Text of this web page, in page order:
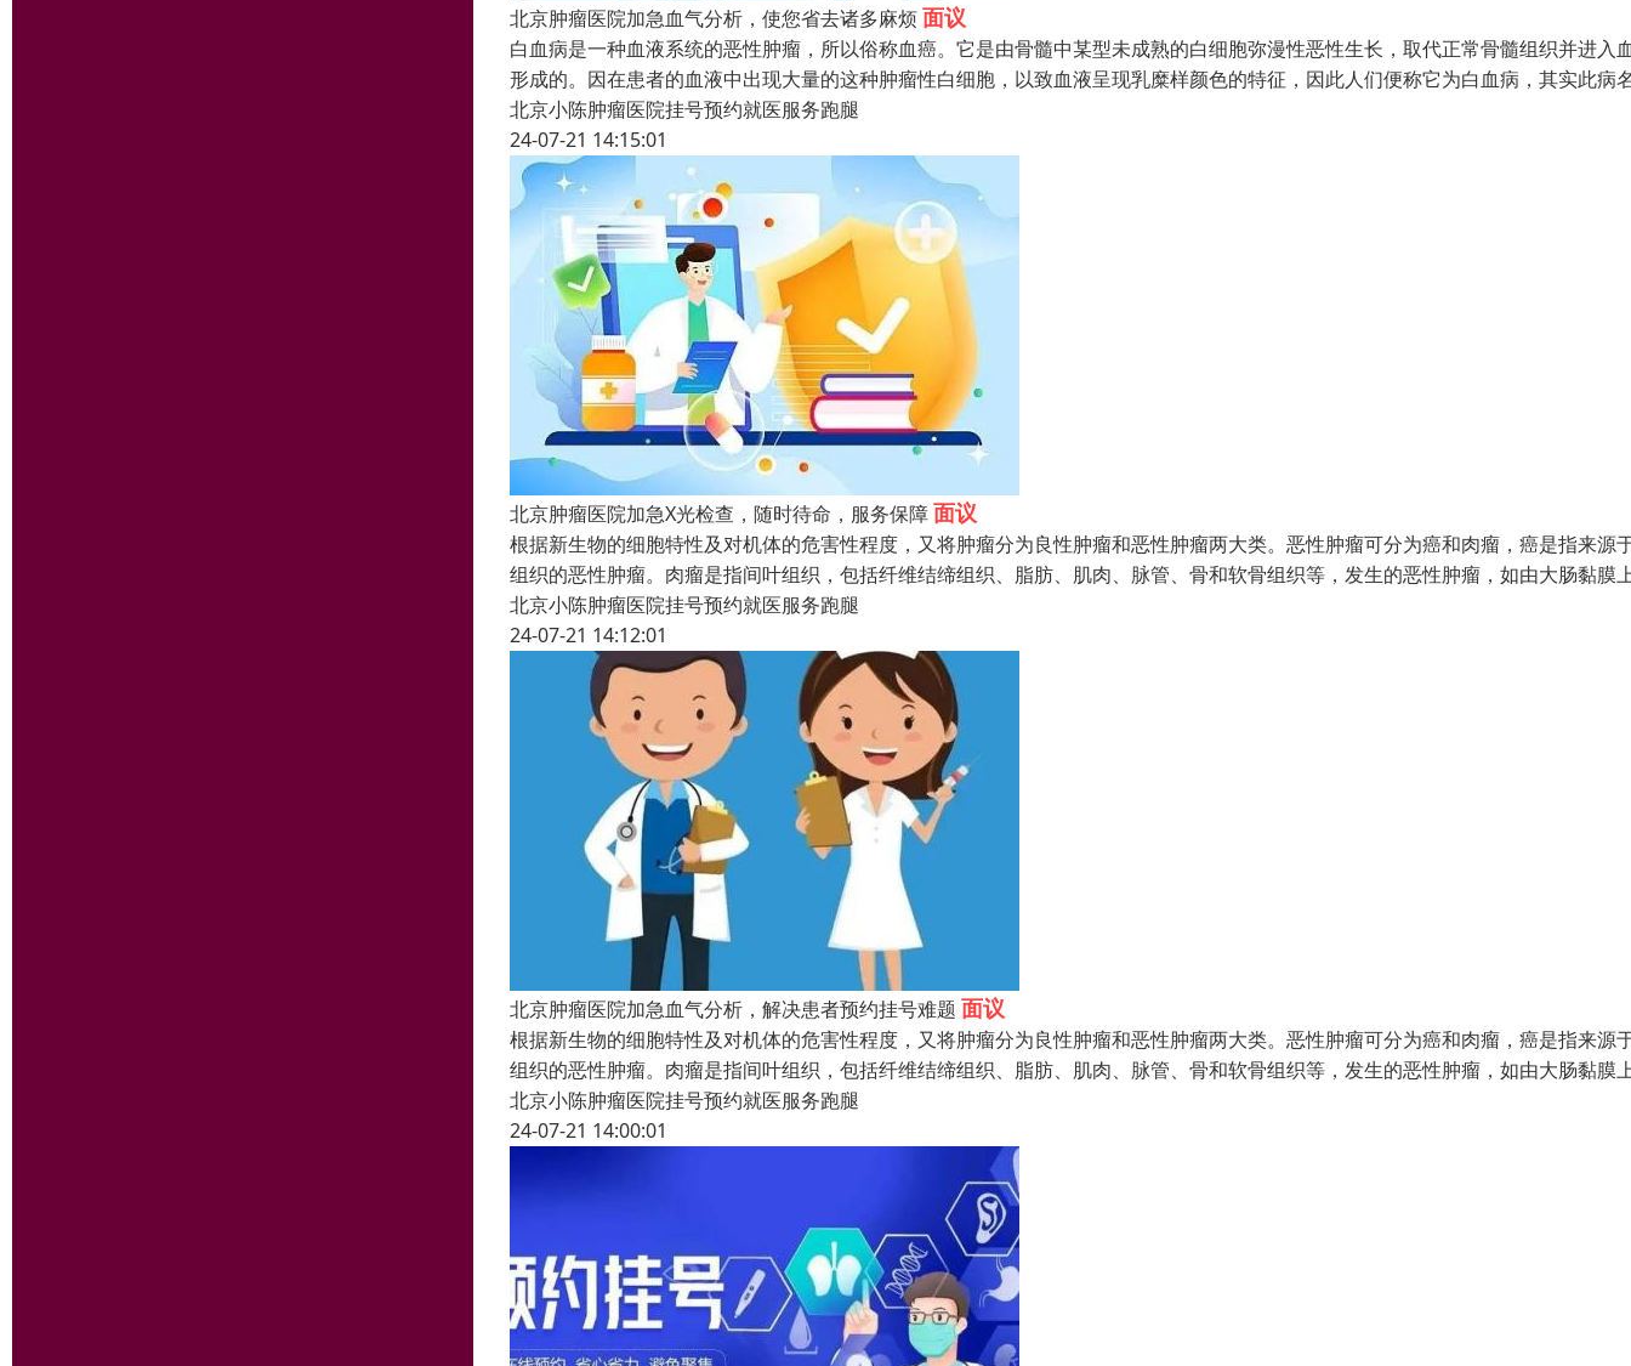
北京肿瘤医院加急血气分析，使您省去诸多麻烦面议
白血病是一种血液系统的恶性肿瘤，所以俗称血癌。它是由骨髓中某型未成熟的白细胞弥漫性恶性生长，取代正常骨髓组织并进入
形成的。因在患者的血液中出现大量的这种肿瘤性白细胞，以致血液呈现乳糜样颜色的特征，因此人们便称它为白血病，其实此病
北京小陈肿瘤医院挂号预约就医服务跑腿
24-07-21 14:15:01
北京肿瘤医院加急X光检查，随时待命，服务保障面议
根据新生物的细胞特性及对机体的危害性程度，又将肿瘤分为良性肿瘤和恶性肿瘤两大类。恶性肿瘤可分为癌和肉瘤，癌是指来源
组织的恶性肿瘤。肉瘤是指间叶组织，包括纤维结缔组织、脂肪、肌肉、脉管、骨和软骨组织等，发生的恶性肿瘤，如由大肠黏膜
北京小陈肿瘤医院挂号预约就医服务跑腿
24-07-21 14:12:01
北京肿瘤医院加急血气分析，解决患者预约挂号难题 面议
根据新生物的细胞特性及对机体的危害性程度，又将肿瘤分为良性肿瘤和恶性肿瘤两大类。恶性肿瘤可分为癌和肉瘤，癌是指来源
组织的恶性肿瘤。肉瘤是指间叶组织，包括纤维结缔组织、脂肪、肌肉、脉管、骨和软骨组织等，发生的恶性肿瘤，如由大肠黏膜
北京小陈肿瘤医院挂号预约就医服务跑腿
24-07-21 14:00:01